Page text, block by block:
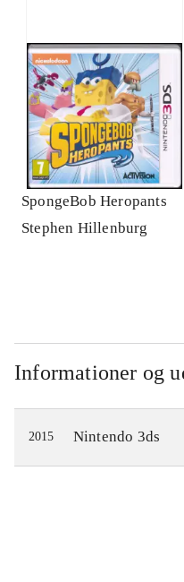
SpongeBob Heropants
Stephen Hillenburg
Informationer og
2015 Nintendo 3ds